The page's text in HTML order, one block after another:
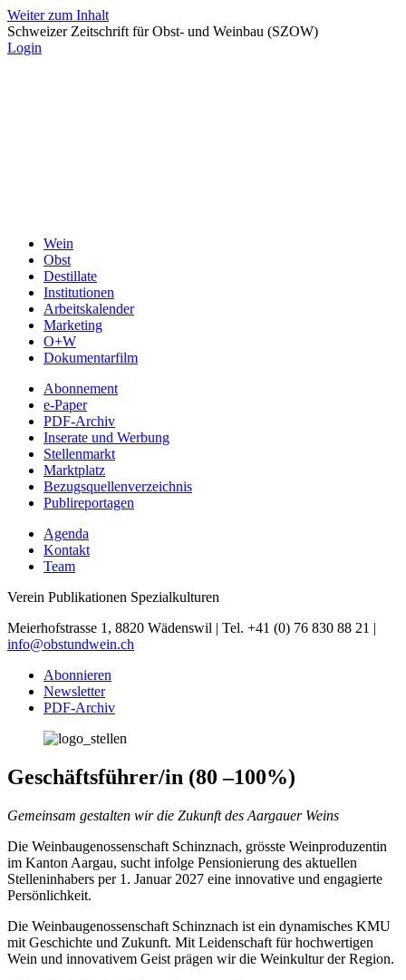
Weiter zum Inhalt
Schweizer Zeitschrift für Obst- und Weinbau (SZOW)
Login
Wein
Obst
Destillate
Institutionen
Arbeitskalender
Marketing
O+W
Dokumentarfilm
Abonnement
e-Paper
PDF-Archiv
Inserate und Werbung
Stellenmarkt
Marktplatz
Bezugsquellenverzeichnis
Publireportagen
Agenda
Kontakt
Team
Verein Publikationen Spezialkulturen
Meierhofstrasse 1, 8820 Wädenswil | Tel. +41 (0) 76 830 88 21 |
info@obstundwein.ch
Abonnieren
Newsletter
PDF-Archiv
Geschäftsführer/in (80 –100%)
Gemeinsam gestalten wir die Zukunft des Aargauer Weins
Die Weinbaugenossenschaft Schinznach, grösste Weinproduzentin
im Kanton Aargau, sucht infolge Pensionierung des aktuellen
Stelleninhabers per 1. Januar 2027 eine innovative und engagierte
Persönlichkeit.
Die Weinbaugenossenschaft Schinznach ist ein dynamisches KMU
mit Geschichte und Zukunft. Mit Leidenschaft für hochwertigen
Wein und innovativem Geist prägen wir die Weinkultur der Region.